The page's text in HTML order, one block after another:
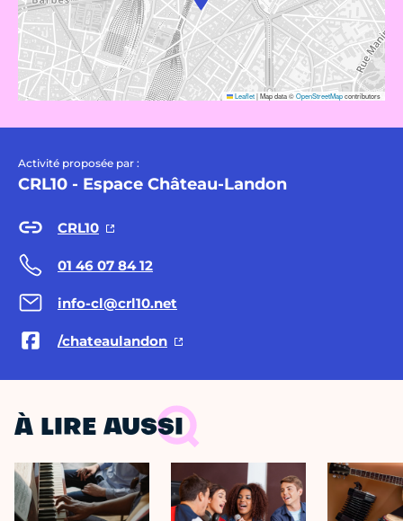
Leaflet|Map data ©OpenStreetMapcontributors
Activité proposée par :
CRL10 - Espace Château-Landon
CRL10
01 46 07 84 12
info-cl@crl10.net
/chateaulandon
À LIRE AUSSI